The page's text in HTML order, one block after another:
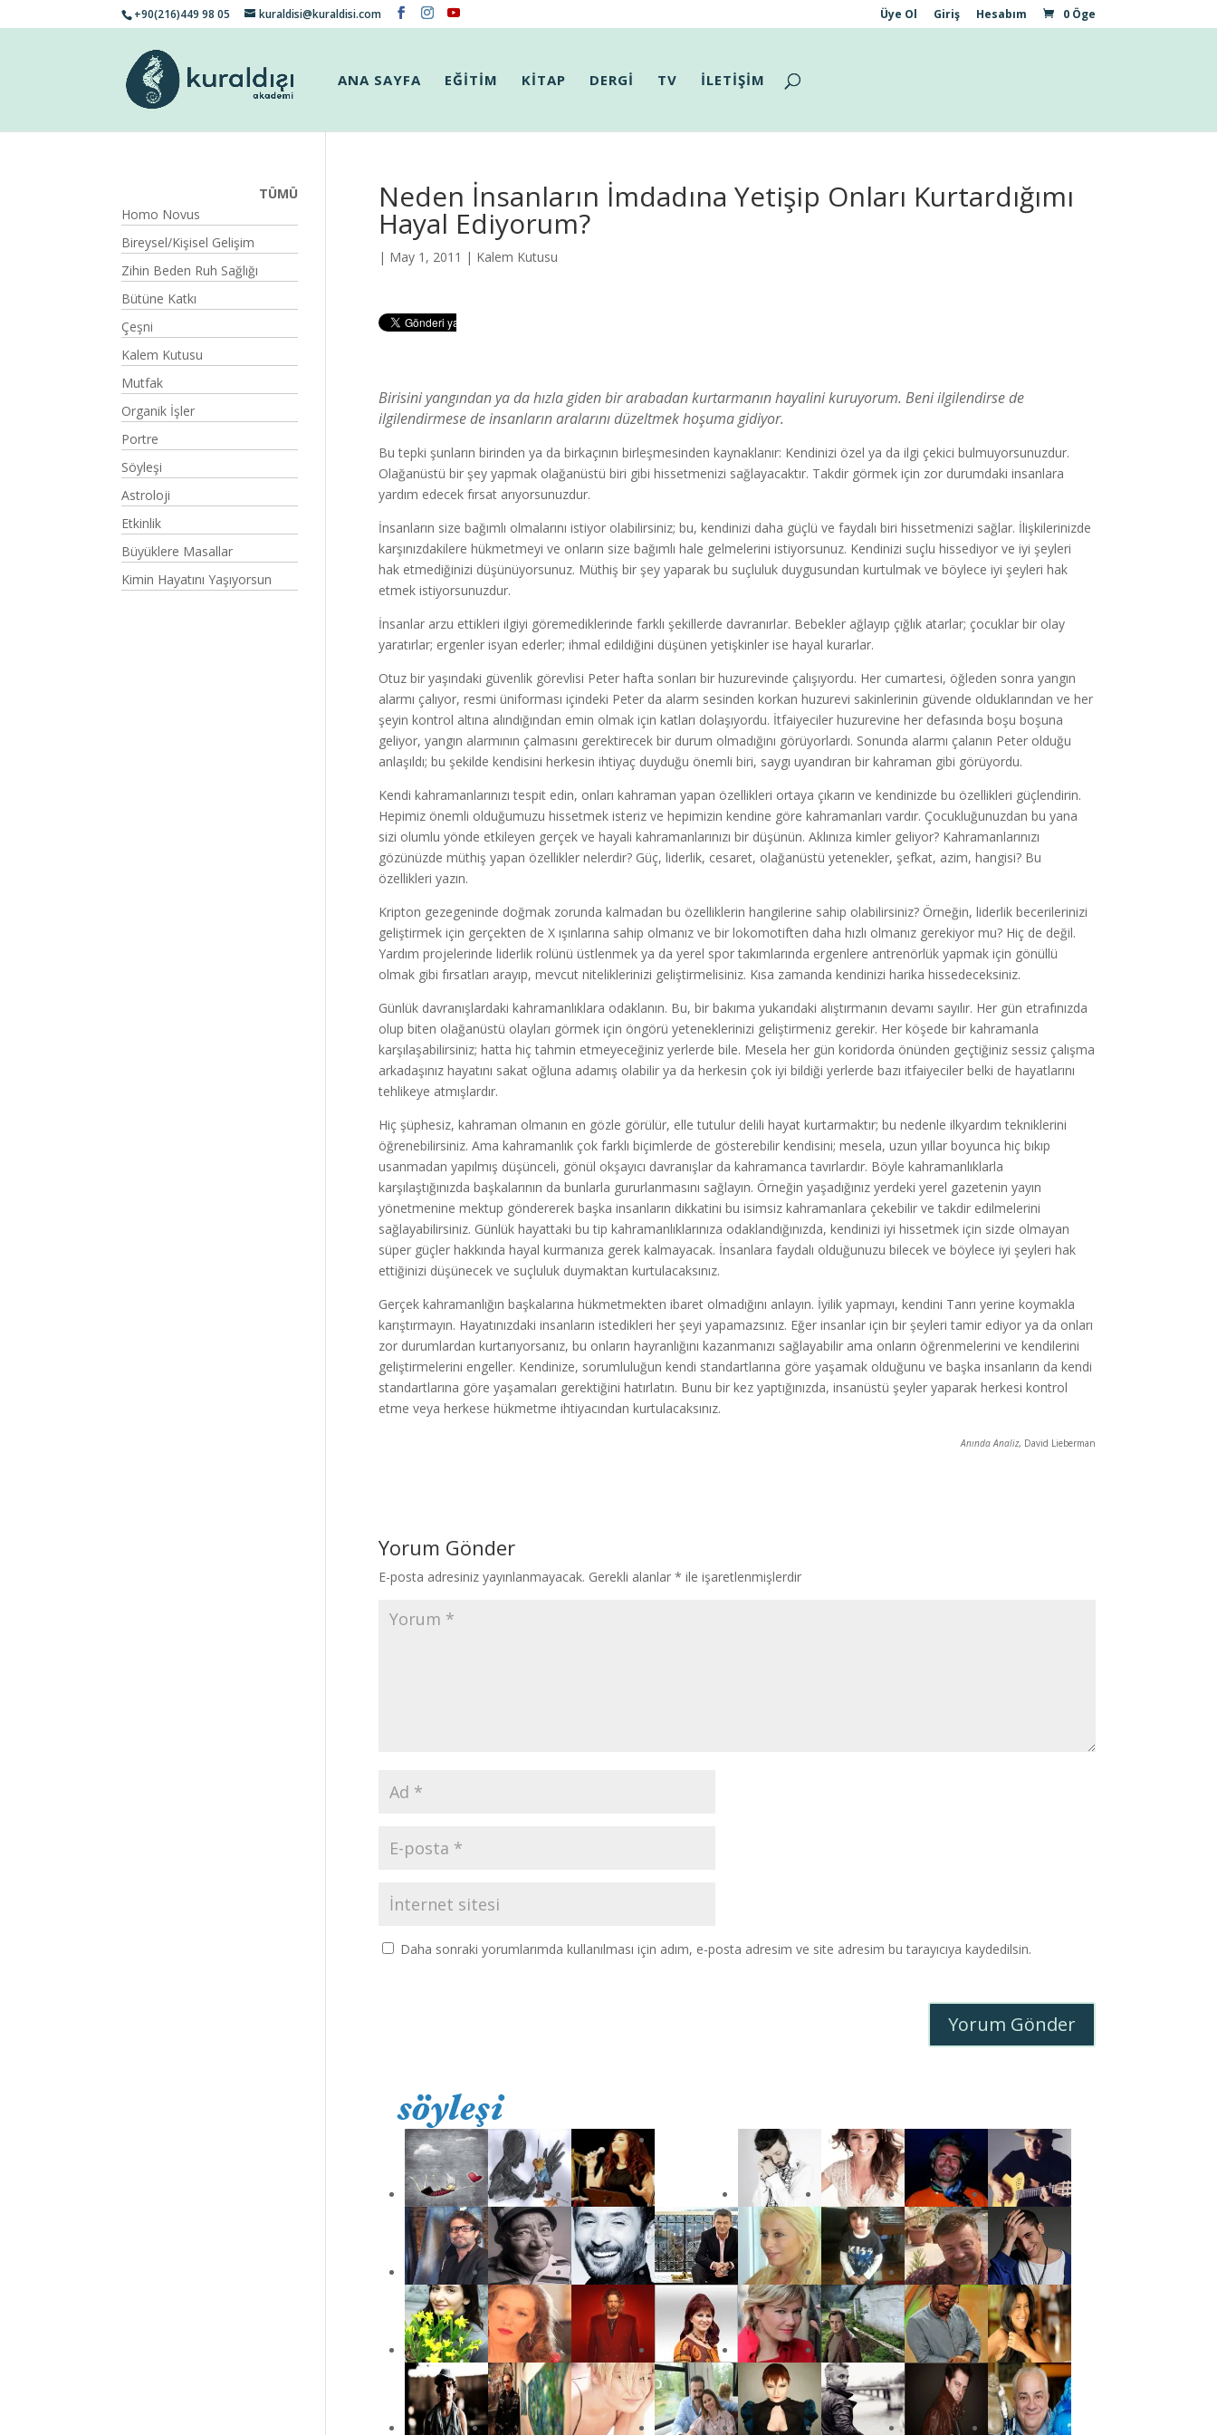
+90(216)449 98 05 kuraldisi@kuraldisi.com Üye Ol Giriş Hesabım 0 Öge
ANA SAYFA EĞİTİM KİTAP DERGİ TV İLETİŞİM
Neden İnsanların İmdadına Yetişip Onları Kurtardığımı
Hayal Ediyorum?
| May 1, 2011 | Kalem Kutusu
Birisini yangından ya da hızla giden bir arabadan kurtarmanın hayalini kuruyorum. Beni ilgilendirse de
ilgilendirmese de insanların aralarını düzeltmek hoşuma gidiyor.
Bu tepki şunların birinden ya da birkaçının birleşmesinden kaynaklanır: Kendinizi özel ya da ilgi çekici bulmuyorsunuzdur.
Olağanüstü bir şey yapmak olağanüstü biri gibi hissetmenizi sağlayacaktır. Takdir görmek için zor durumdaki insanlara
yardım edecek fırsat arıyorsunuzdur.
İnsanların size bağımlı olmalarını istiyor olabilirsiniz; bu, kendinizi daha güçlü ve faydalı biri hissetmenizi sağlar. İlişkilerinizde
karşınızdakilere hükmetmeyi ve onların size bağımlı hale gelmelerini istiyorsunuz. Kendinizi suçlu hissediyor ve iyi şeyleri
hak etmediğinizi düşünüyorsunuz. Müthiş bir şey yaparak bu suçluluk duygusundan kurtulmak ve böylece iyi şeyleri hak
etmek istiyorsunuzdur.
İnsanlar arzu ettikleri ilgiyi göremediklerinde farklı şekillerde davranırlar. Bebekler ağlayıp çığlık atarlar; çocuklar bir olay
yaratırlar; ergenler isyan ederler; ihmal edildiğini düşünen yetişkinler ise hayal kurarlar.
Otuz bir yaşındaki güvenlik görevlisi Peter hafta sonları bir huzurevinde çalışıyordu. Her cumartesi, öğleden sonra yangın
alarmı çalıyor, resmi üniforması içindeki Peter da alarm sesinden korkan huzurevi sakinlerinin güvende olduklarından ve her
şeyin kontrol altına alındığından emin olmak için katları dolaşıyordu. İtfaiyeciler huzurevine her defasında boşu boşuna
geliyor, yangın alarmının çalmasını gerektirecek bir durum olmadığını görüyorlardı. Sonunda alarmı çalanın Peter olduğu
anlaşıldı; bu şekilde kendisini herkesin ihtiyaç duyduğu önemli biri, saygı uyandıran bir kahraman gibi görüyordu.
Kendi kahramanlarınızı tespit edin, onları kahraman yapan özellikleri ortaya çıkarın ve kendinizde bu özellikleri güçlendirin.
Hepimiz önemli olduğumuzu hissetmek isteriz ve hepimizin kendine göre kahramanları vardır. Çocukluğunuzdan bu yana
sizi olumlu yönde etkileyen gerçek ve hayali kahramanlarınızı bir düşünün. Aklınıza kimler geliyor? Kahramanlarınızı
gözünüzde müthiş yapan özellikler nelerdir? Güç, liderlik, cesaret, olağanüstü yetenekler, şefkat, azim, hangisi? Bu
özellikleri yazın.
Kripton gezegeninde doğmak zorunda kalmadan bu özelliklerin hangilerine sahip olabilirsiniz? Örneğin, liderlik becerilerinizi
geliştirmek için gerçekten de X ışınlarına sahip olmanız ve bir lokomotiften daha hızlı olmanız gerekiyor mu? Hiç de değil.
Yardım projelerinde liderlik rolünü üstlenmek ya da yerel spor takımlarında ergenlere antrenörlük yapmak için gönüllü
olmak gibi fırsatları arayıp, mevcut niteliklerinizi geliştirmelisiniz. Kısa zamanda kendinizi harika hissedeceksiniz.
Günlük davranışlardaki kahramanlıklara odaklanın. Bu, bir bakıma yukarıdaki alıştırmanın devamı sayılır. Her gün etrafınızda
olup biten olağanüstü olayları görmek için öngörü yeteneklerinizi geliştirmeniz gerekir. Her köşede bir kahramanla
karşılaşabilirsiniz; hatta hiç tahmin etmeyeceğiniz yerlerde bile. Mesela her gün koridorda önünden geçtiğiniz sessiz çalışma
arkadaşınız hayatını sakat oğluna adamış olabilir ya da herkesin çok iyi bildiği yerlerde bazı itfaiyeciler belki de hayatlarını
tehlikeye atmışlardır.
Hiç şüphesiz, kahraman olmanın en gözle görülür, elle tutulur delili hayat kurtarmaktır; bu nedenle ilkyardım tekniklerini
öğrenebilirsiniz. Ama kahramanlık çok farklı biçimlerde de gösterebilir kendisini; mesela, uzun yıllar boyunca hiç bıkıp
usanmadan yapılmış düşünceli, gönül okşayıcı davranışlar da kahramanca tavırlardır. Böyle kahramanlıklarla
karşılaştığınızda başkalarının da bunlarla gururlanmasını sağlayın. Örneğin yaşadığınız yerdeki yerel gazetenin yayın
yönetmenine mektup göndererek başka insanların dikkatini bu isimsiz kahramanlara çekebilir ve takdir edilmelerini
sağlayabilirsiniz. Günlük hayattaki bu tip kahramanlıklarınıza odaklandığınızda, kendinizi iyi hissetmek için sizde olmayan
süper güçler hakkında hayal kurmanıza gerek kalmayacak. İnsanlara faydalı olduğunuzu bilecek ve böylece iyi şeyleri hak
ettiğinizi düşünecek ve suçluluk duymaktan kurtulacaksınız.
Gerçek kahramanlığın başkalarına hükmetmekten ibaret olmadığını anlayın. İyilik yapmayı, kendini Tanrı yerine koymakla
karıştırmayın. Hayatınızdaki insanların istedikleri her şeyi yapamazsınız. Eğer insanlar için bir şeyleri tamir ediyor ya da onları
zor durumlardan kurtarıyorsanız, bu onların hayranlığını kazanmanızı sağlayabilir ama onların öğrenmelerini ve kendilerini
geliştirmelerini engeller. Kendinize, sorumluluğun kendi standartlarına göre yaşamak olduğunu ve başka insanların da kendi
standartlarına göre yaşamaları gerektiğini hatırlatın. Bunu bir kez yaptığınızda, insanüstü şeyler yaparak herkesi kontrol
etme veya herkese hükmetme ihtiyacından kurtulacaksınız.
Anında Analiz, David Lieberman
Yorum Gönder
E-posta adresiniz yayınlanmayacak. Gerekli alanlar * ile işaretlenmişlerdir
Daha sonraki yorumlarımda kullanılması için adım, e-posta adresim ve site adresim bu tarayıcıya kaydedilsin.
TÜMÜ
Homo Novus
Bireysel/Kişisel Gelişim
Zihin Beden Ruh Sağlığı
Bütüne Katkı
Çeşni
Kalem Kutusu
Mutfak
Organik İşler
Portre
Söyleşi
Astroloji
Etkinlik
Büyüklere Masallar
Kimin Hayatını Yaşıyorsun